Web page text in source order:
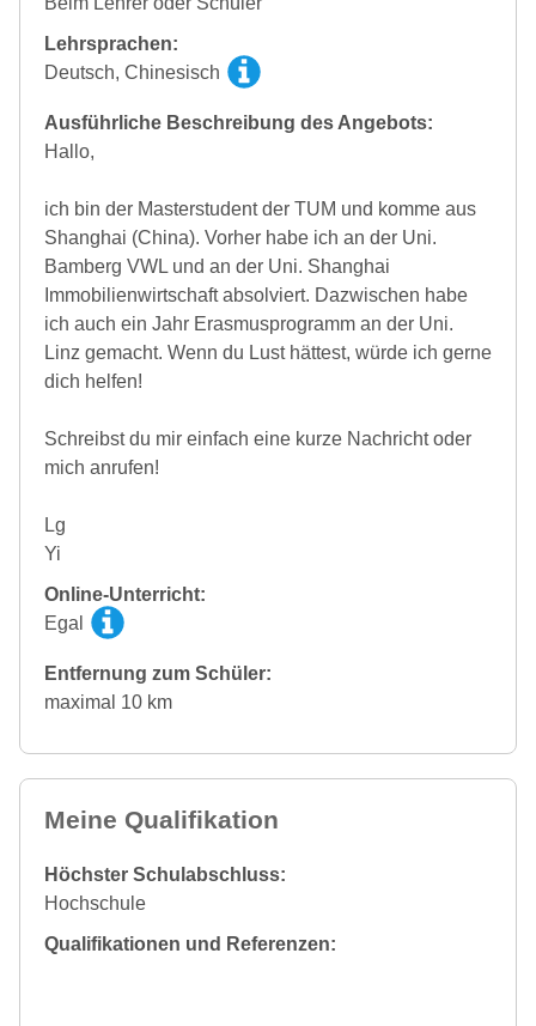
Lehrsprachen:
Deutsch, Chinesisch
Ausführliche Beschreibung des Angebots:
Hallo,
ich bin der Masterstudent der TUM und komme aus
Shanghai (China). Vorher habe ich an der Uni.
Bamberg VWL und an der Uni. Shanghai
Immobilienwirtschaft absolviert. Dazwischen habe
ich auch ein Jahr Erasmusprogramm an der Uni.
Linz gemacht. Wenn du Lust hättest, würde ich gerne
dich helfen!
Schreibst du mir einfach eine kurze Nachricht oder
mich anrufen!
Lg
Yi
Online-Unterricht:
Egal
Entfernung zum Schüler:
maximal 10 km
Meine Qualifikation
Höchster Schulabschluss:
Hochschule
Qualifikationen und Referenzen: